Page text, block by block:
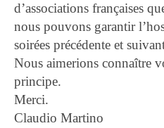
d’associations françaises
nous pouvons garantir
soirées précédente et
Nous aimerions connaître
principe.
Merci.
Claudio Martino